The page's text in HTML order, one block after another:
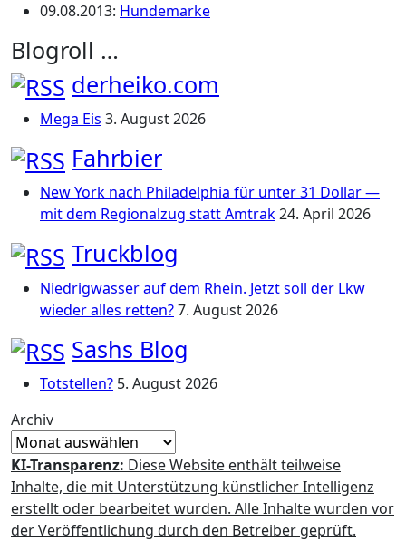
09.08.2013: Hundemarke
Blogroll …
derheiko.com
Mega Eis 3. August 2026
Fahrbier
New York nach Philadelphia für unter 31 Dollar —
mit dem Regionalzug statt Amtrak24. April 2026
Truckblog
Niedrigwasser auf dem Rhein. Jetzt soll der Lkw
wieder alles retten?7. August 2026
Sashs Blog
Totstellen? 5. August 2026
Archiv
KI-Transparenz: Diese Website enthält teilweise
Inhalte, die mit Unterstützung künstlicher Intelligenz
erstellt oder bearbeitet wurden. Alle Inhalte wurden vor
der Veröffentlichung durch den Betreiber geprüft.